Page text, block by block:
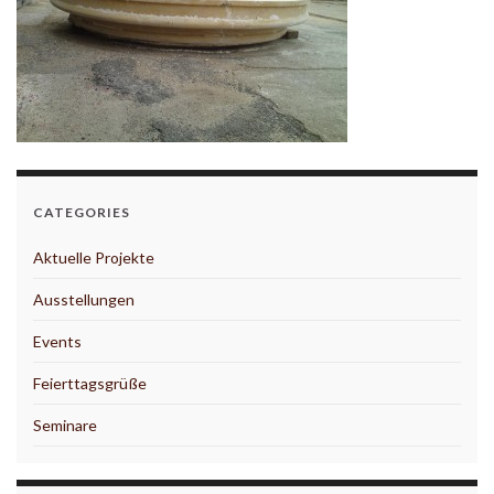
CATEGORIES
Aktuelle Projekte
Ausstellungen
Events
Feierttagsgrüße
Seminare